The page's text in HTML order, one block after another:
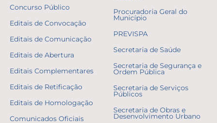
Concurso Público
Editais de Convocação
Editais de Comunicação
Editais de Abertura
Editais Complementares
Editais de Retificação
Editais de Homologação
Comunicados Oficiais
Procuradoria Geral do
Município
PREVISPA
Secretaria de Saúde
Secretaria de Segurança e
Ordem Pública
Secretaria de Serviços
Públicos
Secretaria de Obras e
Desenvolvimento Urbano